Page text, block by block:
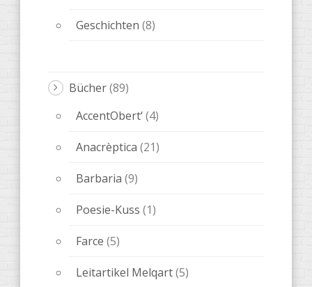
Geschichten (8)
Bücher(89)
AccentObert‘(4)
Anacrèptica (21)
Barbaria (9)
Poesie-Kuss (1)
Farce (5)
Leitartikel Melqart(5)